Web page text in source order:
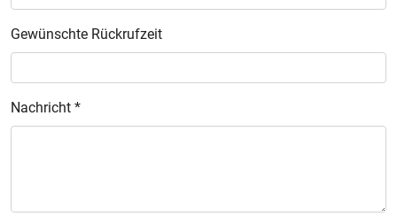
Gewünschte Rückrufzeit
Nachricht *